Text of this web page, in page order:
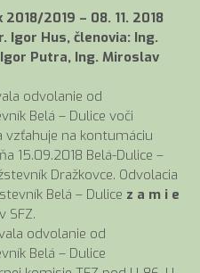
2019 – 08. 11. 2018
Igor Hus, členovia: Ing.
Putra, Ing. Miroslav
odvolanie od
Belá – Dulice voči
vzťahuje na kontumáciu
15.09.2018 Belá-Dulice –
Dražkovce. Odvolacia
Belá – Dulice z a m i e
SFZ.
odvolanie od
Belá – Dulice